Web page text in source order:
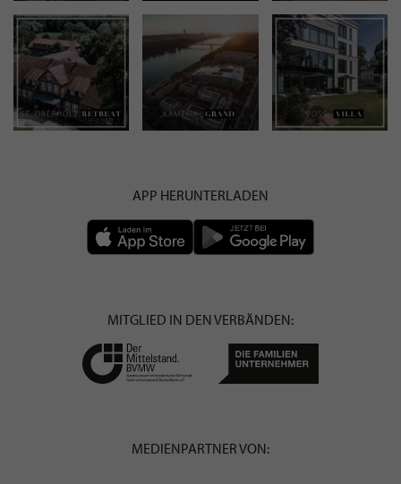
APP HERUNTERLADEN
MITGLIED IN DEN VERBÄNDEN:
MEDIENPARTNER VON: